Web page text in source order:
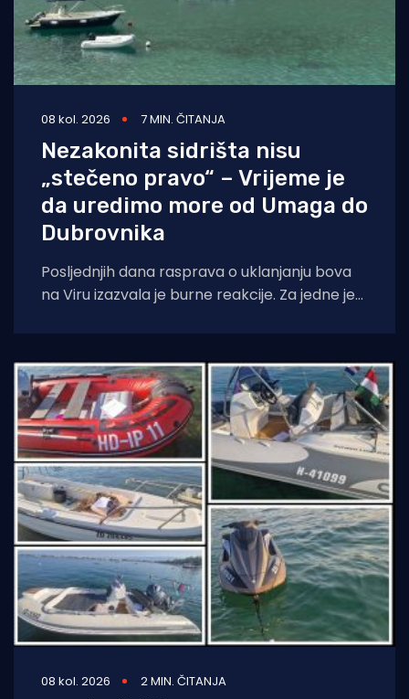
08 kol. 2026 7 MIN. ČITANJA
Nezakonita sidrišta nisu
„stečeno pravo“ – Vrijeme je
da uredimo more od Umaga do
Dubrovnika
Posljednjih dana rasprava o uklanjanju bova
na Viru izazvala je burne reakcije. Za jedne je
08 kol. 2026 2 MIN. ČITANJA